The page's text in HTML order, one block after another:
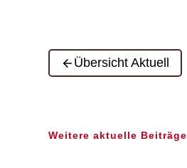
Übersicht Aktuell
Weitere aktuelle Beiträge